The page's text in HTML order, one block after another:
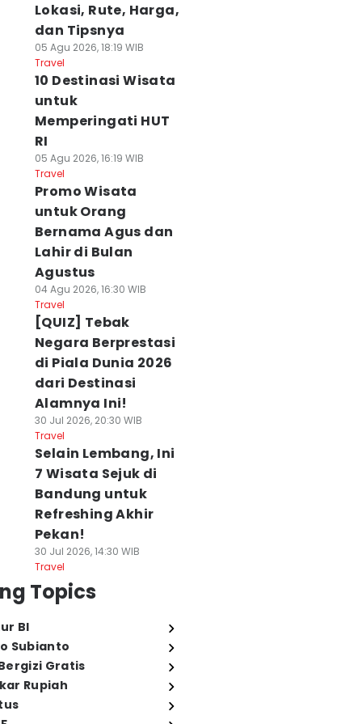
Lokasi, Rute, Harga,
dan Tipsnya
05 Agu 2026, 18:19 WIB
Travel
10 Destinasi Wisata
untuk
Memperingati HUT
RI
05 Agu 2026, 16:19 WIB
Travel
Promo Wisata
untuk Orang
Bernama Agus dan
Lahir di Bulan
Agustus
04 Agu 2026, 16:30 WIB
Travel
[QUIZ] Tebak
Negara Berprestasi
di Piala Dunia 2026
dari Destinasi
Alamnya Ini!
30 Jul 2026, 20:30 WIB
Travel
Selain Lembang, Ini
7 Wisata Sejuk di
Bandung untuk
Refreshing Akhir
Pekan!
30 Jul 2026, 14:30 WIB
Travel
Topics
BI
Subianto
Gratis
Rupiah